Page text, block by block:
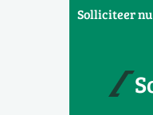
Solliciteer nu